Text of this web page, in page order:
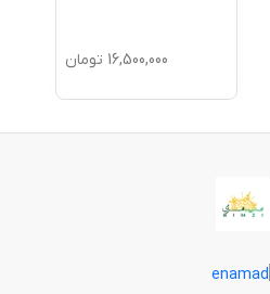
16,500,000 تومان